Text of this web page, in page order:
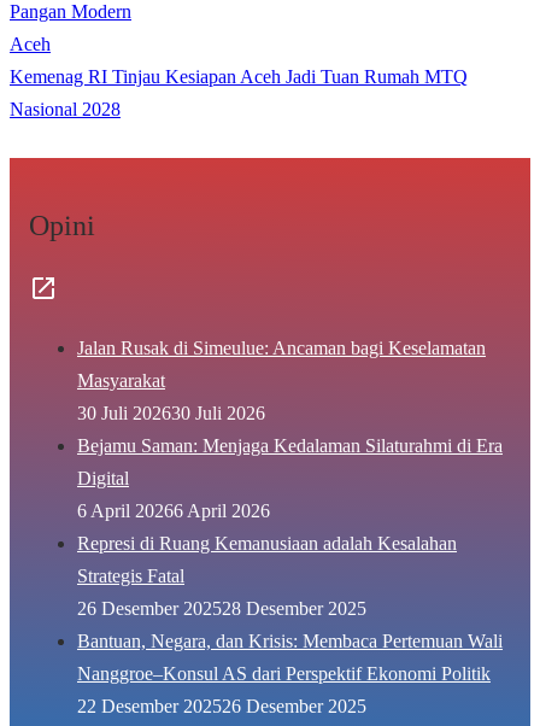
Pangan Modern
Aceh
Kemenag RI Tinjau Kesiapan Aceh Jadi Tuan Rumah MTQ
Nasional 2028
Opini
Jalan Rusak di Simeulue: Ancaman bagi Keselamatan
Masyarakat
30 Juli 202630 Juli 2026
Bejamu Saman: Menjaga Kedalaman Silaturahmi di Era
Digital
6 April 20266 April 2026
Represi di Ruang Kemanusiaan adalah Kesalahan
Strategis Fatal
26 Desember 202528 Desember 2025
Bantuan, Negara, dan Krisis: Membaca Pertemuan Wali
Nanggroe–Konsul AS dari Perspektif Ekonomi Politik
22 Desember 202526 Desember 2025